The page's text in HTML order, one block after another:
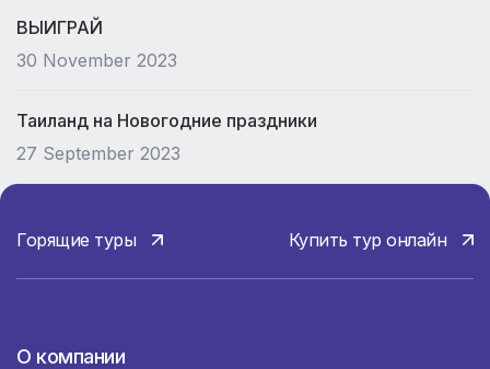
ВЫИГРАЙ
30 November 2023
Таиланд на Новогодние праздники
27 September 2023
Горящие туры Купить тур онлайн
О компании